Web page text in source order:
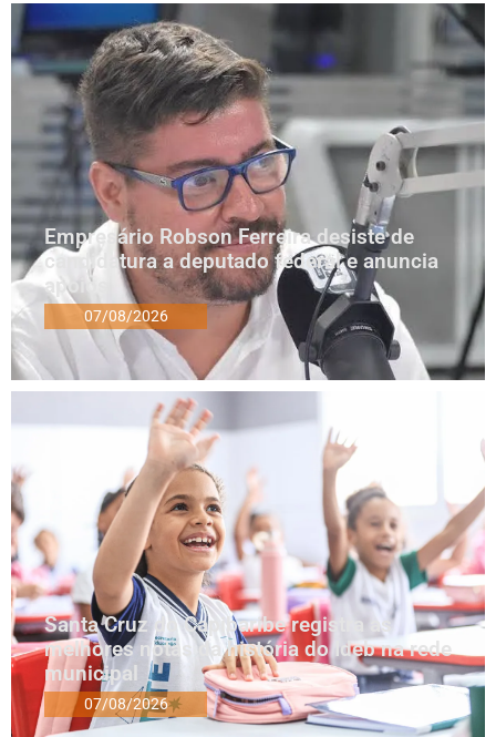
Empresário Robson Ferreira desiste de
candidatura a deputado federal e anuncia
apoios
07/08/2026
Santa Cruz do Capibaribe registra as
melhores notas da história do Ideb na rede
municipal
07/08/2026